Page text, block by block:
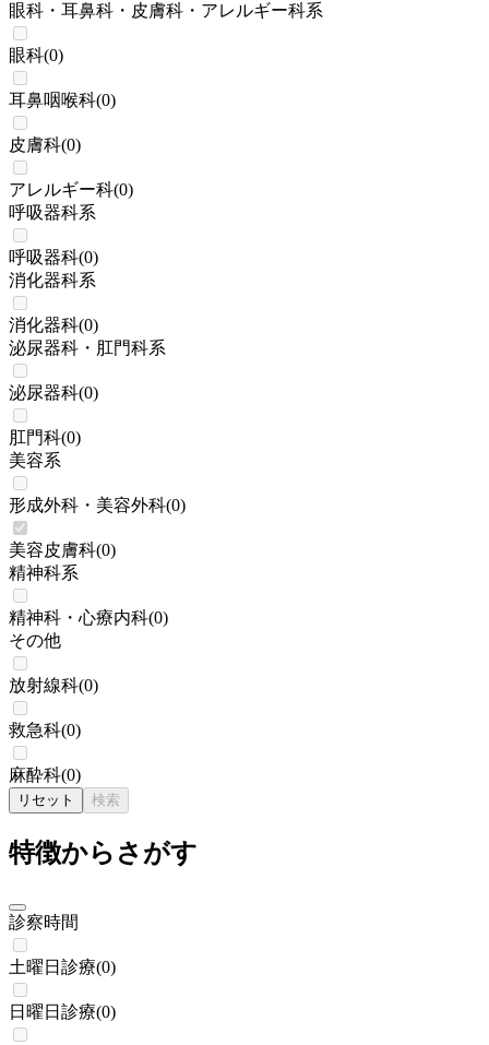
眼科・耳鼻科・皮膚科・アレルギー科系
眼科(0)
耳鼻咽喉科(0)
皮膚科(0)
アレルギー科(0)
呼吸器科系
呼吸器科(0)
消化器科系
消化器科(0)
泌尿器科・肛門科系
泌尿器科(0)
肛門科(0)
美容系
形成外科・美容外科(0)
美容皮膚科(0)
精神科系
精神科・心療内科(0)
その他
放射線科(0)
救急科(0)
麻酔科(0)
リセット 検索
特徴からさがす
診察時間
土曜日診療(0)
日曜日診療(0)